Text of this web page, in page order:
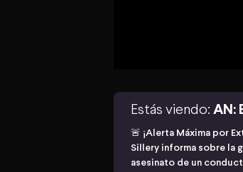
Estás viendo: AN:
🚨 ¡Alerta Máxima por
Sillery informa sobre la
asesinato de un